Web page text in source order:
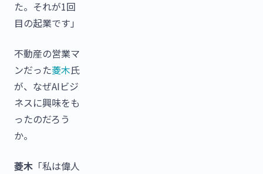
た。それが1回
目の起業です」
不動産の営業マ
ンだった菱木氏
が、なぜAIビジ
ネスに興味をも
ったのだろう
か。
菱木 「私は偉人